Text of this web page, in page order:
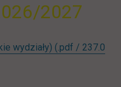
2027
wydziały) (.pdf / 237.0